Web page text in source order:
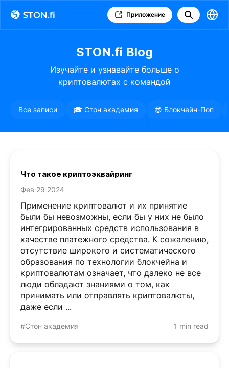
Приложение
STON.fi Blog
Изучайте и узнавайте больше о
криптовалютах с командой
Все записи 🎓 Стон академия 😎 Блокчейн-Поп
Что такое криптоэквайринг
Фев 29 2024
Применение криптовалют и их принятие
были бы невозможны, если бы у них не было
интегрированных средств использования в
качестве платежного средства. К сожалению,
отсутствие широкого и систематического
образования по технологии блокчейна и
криптовалютам означает, что далеко не все
люди обладают знаниями о том, как
принимать или отправлять криптовалюты,
даже если ...
#Стон академия 1 min read